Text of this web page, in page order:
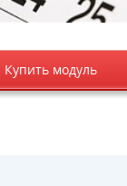
Купить модуль